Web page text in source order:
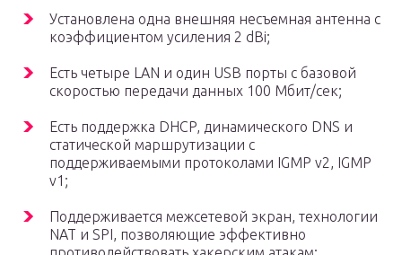
Установлена одна внешняя несъемная антенна с
коэффициентом усиления 2 dBi;
Есть четыре LAN и один USB порты с базовой
скоростью передачи данных 100 Мбит/сек;
Есть поддержка DHCP, динамического DNS и
статической маршрутизации с
поддерживаемыми протоколами IGMP v2, IGMP
v1;
Поддерживается межсетевой экран, технологии
NAT и SPI, позволяющие эффективно